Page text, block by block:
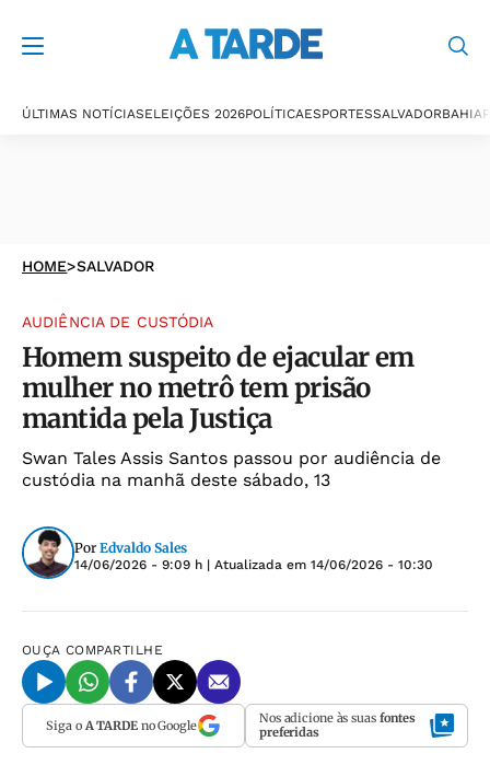
ÚLTIMAS NOTÍCIASELEIÇÕES 2026POLÍTICAESPORTESSALVADORBAHIA
HOME>SALVADOR
AUDIÊNCIA DE CUSTÓDIA
Homem suspeito de ejacular em
mulher no metrô tem prisão
mantida pela Justiça
Swan Tales Assis Santos passou por audiência de
custódia na manhã deste sábado, 13
Por Edvaldo Sales
14/06/2026 - 9:09 h | Atualizada em 14/06/2026 - 10:30
OUÇA COMPARTILHE
Siga o A TARDEno Google Nos adicione às suas fontes
preferidas